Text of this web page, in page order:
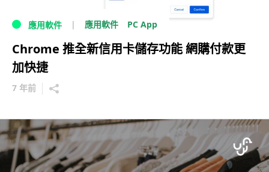
應用軟件 應用軟件 PC App
Chrome 推全新信用卡儲存功能 網購付款更
加快捷
7 年前